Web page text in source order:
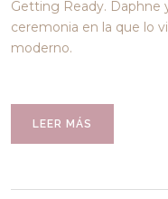
Getting Ready. Daphne
ceremonia en la que lo
moderno.
LEER MÁS